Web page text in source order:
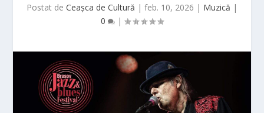
Postat de Ceașca de Cultură | feb. 10, 2026 | Muzică |
0
|